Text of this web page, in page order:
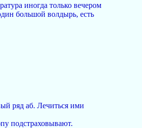
иногда только вечером
большой волдырь, есть
ряд аб. Лечиться ими
подстраховывают.